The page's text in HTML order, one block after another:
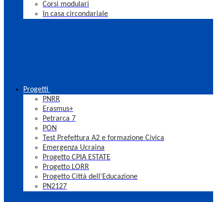
Corsi modulari
In casa circondariale
Progetti
PNRR
Erasmus+
Petrarca 7
PON
Test Prefettura A2 e formazione Civica
Emergenza Ucraina
Progetto CPIA ESTATE
Progetto LORR
Progetto Città dell'Educazione
PN2127